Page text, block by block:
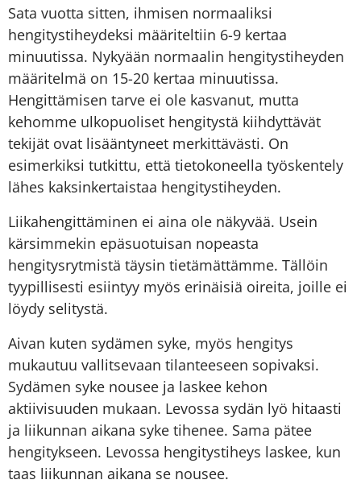
Sata vuotta sitten, ihmisen normaaliksi
hengitystiheydeksi määriteltiin 6-9 kertaa
minuutissa. Nykyään normaalin hengitystiheyden
määritelmä on 15-20 kertaa minuutissa.
Hengittämisen tarve ei ole kasvanut, mutta
kehomme ulkopuoliset hengitystä kiihdyttävät
tekijät ovat lisääntyneet merkittävästi. On
esimerkiksi tutkittu, että tietokoneella työskentely
lähes kaksinkertaistaa hengitystiheyden.
Liikahengittäminen ei aina ole näkyvää. Usein
kärsimmekin epäsuotuisan nopeasta
hengitysrytmistä täysin tietämättämme. Tällöin
tyypillisesti esiintyy myös erinäisiä oireita, joille ei
löydy selitystä.
Aivan kuten sydämen syke, myös hengitys
mukautuu vallitsevaan tilanteeseen sopivaksi.
Sydämen syke nousee ja laskee kehon
aktiivisuuden mukaan. Levossa sydän lyö hitaasti
ja liikunnan aikana syke tihenee. Sama pätee
hengitykseen. Levossa hengitystiheys laskee, kun
taas liikunnan aikana se nousee.